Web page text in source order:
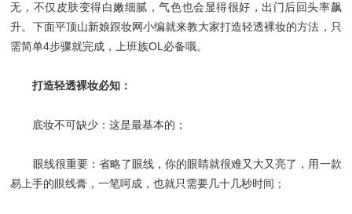
无，不仅皮肤变得白嫩细腻，气色也会显得很好，出门后回头率飙
升。下面平顶山新娘跟妆网小编就来教大家打造轻透裸妆的方法，只
需简单4步骤就完成，上班族OL必备哦。
打造轻透裸妆必知：
底妆不可缺少：这是最基本的；
眼线很重要：省略了眼线，你的眼睛就很难又大又亮了，用一款
易上手的眼线膏，一笔呵成，也就只需要几十几秒时间；